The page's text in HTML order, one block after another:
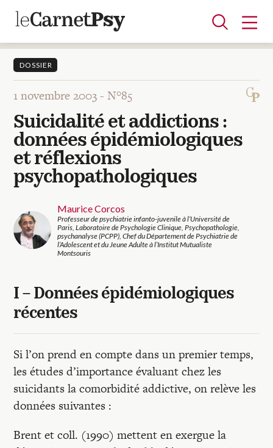
Articles
A la une
Adolescence
Dispositif
Enfance
Périnatalité
Psychanalyse
Psychopathologie
Soin
Dossiers
Auteurs
Blocs-notes
Entretiens
Revues
Colloque
DOSSIER
1 novembre 2003 -N°85
Suicidalité et addictions :
données épidémiologiques
et réflexions
psychopathologiques
Maurice Corcos
Professeur de psychiatrie infanto-juvenile à l’Université de
Paris, Laboratoire de Psychologie Clinique, Psychopathologie,
psychanalyse (PCPP), Chef du Département de Psychiatrie de
l’Adolescent et du Jeune Adulte à l’Institut Mutualiste
Montsouris
I – Données épidémiologiques
récentes
Si l’on prend en compte dans un premier temps,
les études d’importance évaluant chez les
suicidants la comorbidité addictive, on relève les
données suivantes :
Brent et coll. (1990) mettent en exergue la